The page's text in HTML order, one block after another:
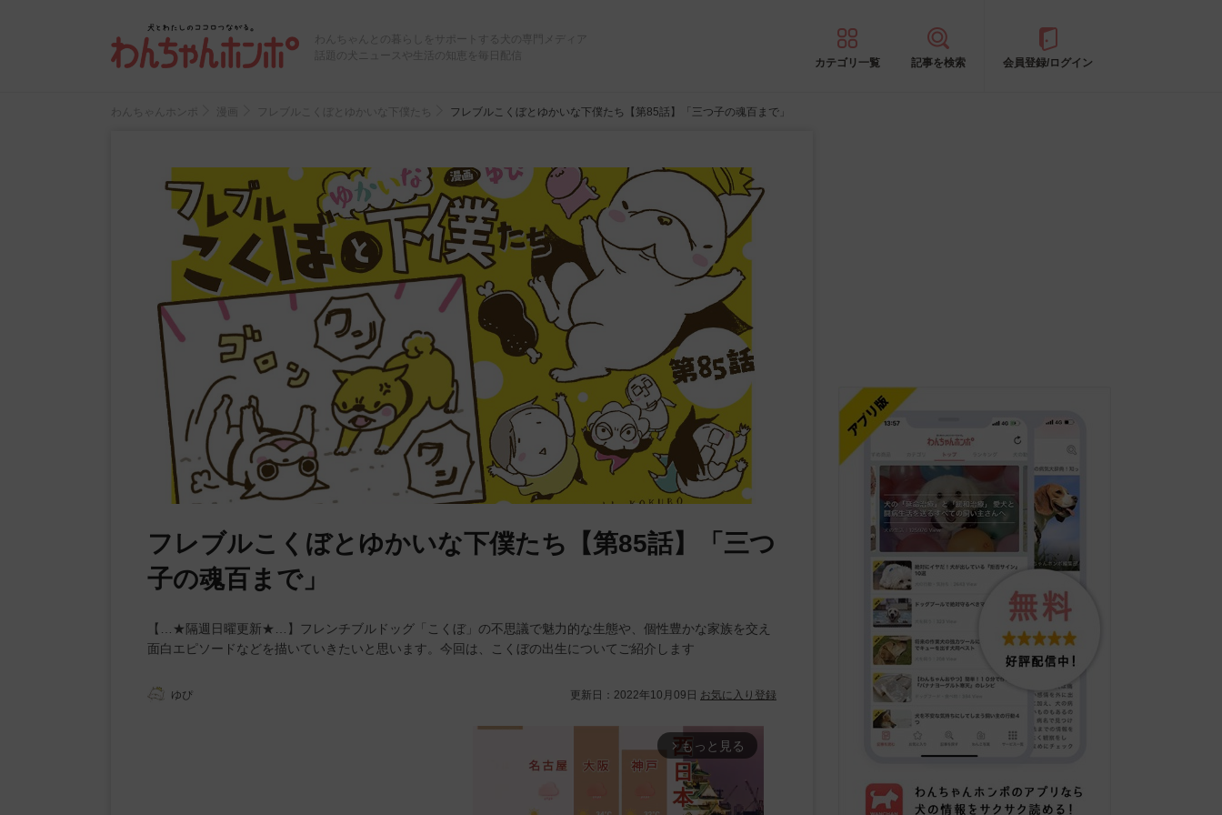
わんちゃんとの暮らしをサポートする犬の専門メディア
話題の犬ニュースや生活の知恵を毎日配信
カテゴリ一覧 記事を検索 会員登録/ログイン
わんちゃんホンポ フレブルこくぼとゆかいな下僕たち フレブルこくぼとゆかいな下僕たち【第85話】「三つ子の魂百まで」
フレブルこくぼとゆかいな下僕たち【第85話】「三つ
子の魂百まで」
【…★隔週日曜更新★…】フレンチブルドッグ「こくぼ」の不思議で魅力的な生態や、個性豊かな家族を交え
面白エピソードなどを描いていきたいと思います。今回は、こくぼの出生についてご紹介します
ゆぴ 更新日： 2022年10月09日 お気に入り登録
arrow_forward_ios もっと見る